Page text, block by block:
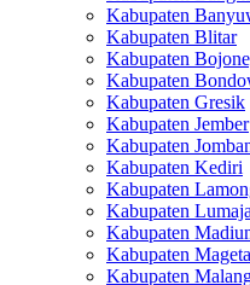
Kabupaten
Kabupaten Blitar
Kabupaten
Kabupaten
Kabupaten Gresik
Kabupaten Jember
Kabupaten
Kabupaten Kediri
Kabupaten
Kabupaten
Kabupaten
Kabupaten
Kabupaten